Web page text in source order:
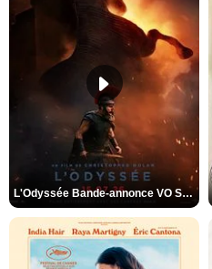
L'Odyssée Bande-annonce VO STFR